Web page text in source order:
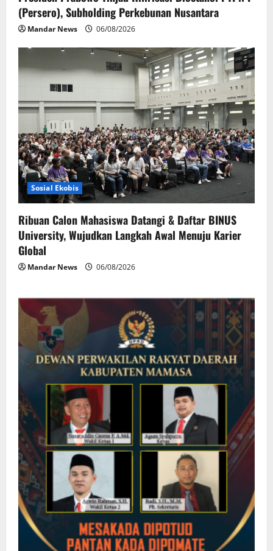
(Persero), Subholding Perkebunan Nusantara
Mandar News 06/08/2026
Sosial Ekobis
Ribuan Calon Mahasiswa Datangi & Daftar BINUS
University, Wujudkan Langkah Awal Menuju Karier
Global
Mandar News 06/08/2026